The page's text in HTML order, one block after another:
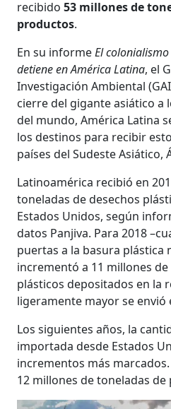
recibido53 millones de
productos.
En su informeEl
detiene en América Latina, el
Investigación Ambiental
cierre del gigante asiático a
del mundo, América Latina
los destinos para recibir
países del Sudeste Asiático,
Latinoamérica recibió en
toneladas de desechos
Estados Unidos, según
datos Panjiva. Para 2018
puertas a la basura plástica
incrementó a 11 millones
plásticos depositados en la
ligeramente mayor se envió
Los siguientes años, la
importada desde Estados
incrementos más
12 millones de toneladas de